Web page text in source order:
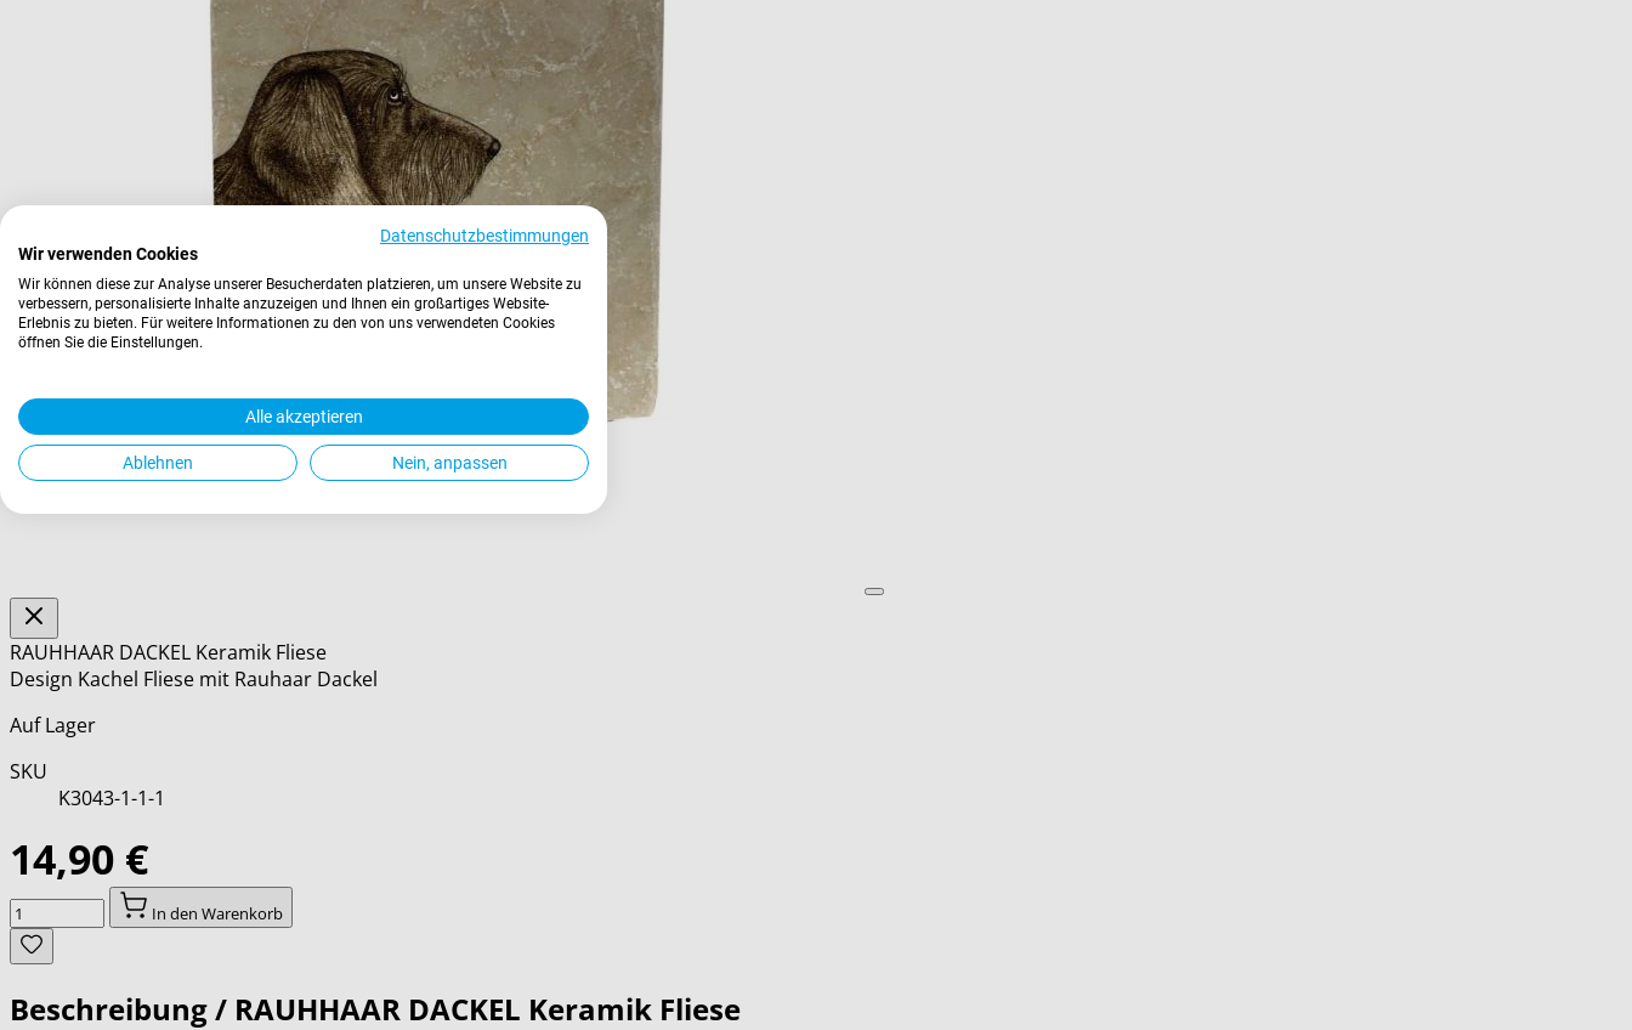
RAUHHAAR DACKEL Keramik Fliese
Design Kachel Fliese mit Rauhaar Dackel
Auf Lager
SKU
K3043-1-1-1
14,90 €
Menge
In den Warenkorb
Beschreibung / RAUHHAAR DACKEL Keramik Fliese
Datenschutzbestimmungen
Wir verwenden Cookies
Wir können diese zur Analyse unserer Besucherdaten platzieren, um unsere Website zu
verbessern, personalisierte Inhalte anzuzeigen und Ihnen ein großartiges Website-
Erlebnis zu bieten. Für weitere Informationen zu den von uns verwendeten Cookies
öffnen Sie die Einstellungen.
Alle akzeptieren
Ablehnen Nein, anpassen